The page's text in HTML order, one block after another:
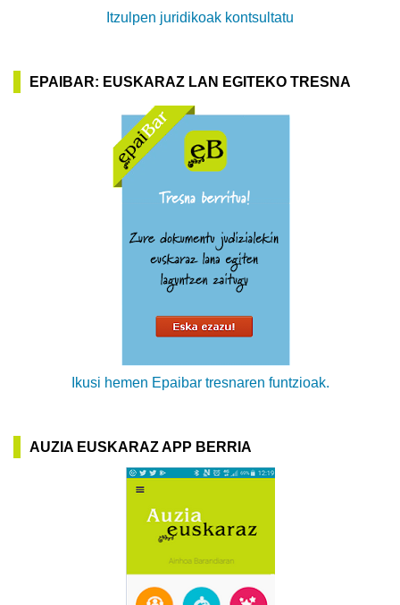
Itzulpen juridikoak kontsultatu
EPAIBAR: EUSKARAZ LAN EGITEKO TRESNA
Ikusi hemen Epaibar tresnaren funtzioak.
AUZIA EUSKARAZ APP BERRIA